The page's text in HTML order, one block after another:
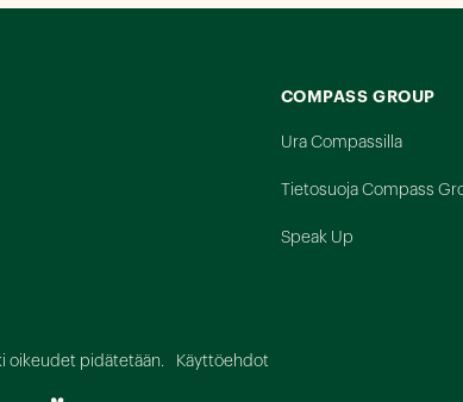
COMPASS GROUP
Ura Compassilla
Tietosuoja Compass
Speak Up
oikeudet pidätetään. Käyttöehdot